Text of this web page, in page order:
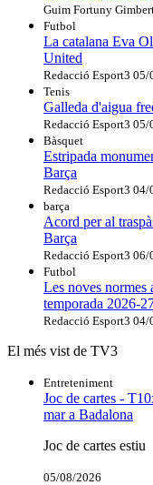
Guim Fortuny
Futbol
La catalana Eva
United
Redacció Esport3 05/
Tenis
Galleda d'aigua
Redacció Esport3 05/
Bàsquet
Estripada
Barça
Redacció Esport3 04/
barça
Acord per al
Barça
Redacció Esport3 06/
Futbol
Les noves normes
temporada 2026-
Redacció Esport3 04/
El més vist de TV3
Entreteniment
Joc de cartes -
mar a Badalona
Joc de cartes estiu
05/08/2026